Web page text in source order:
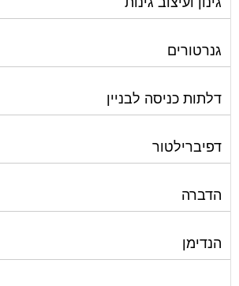
גנרטורים
דלתות כניסה לבניין
דפיברילטור
הדברה
הנדימן